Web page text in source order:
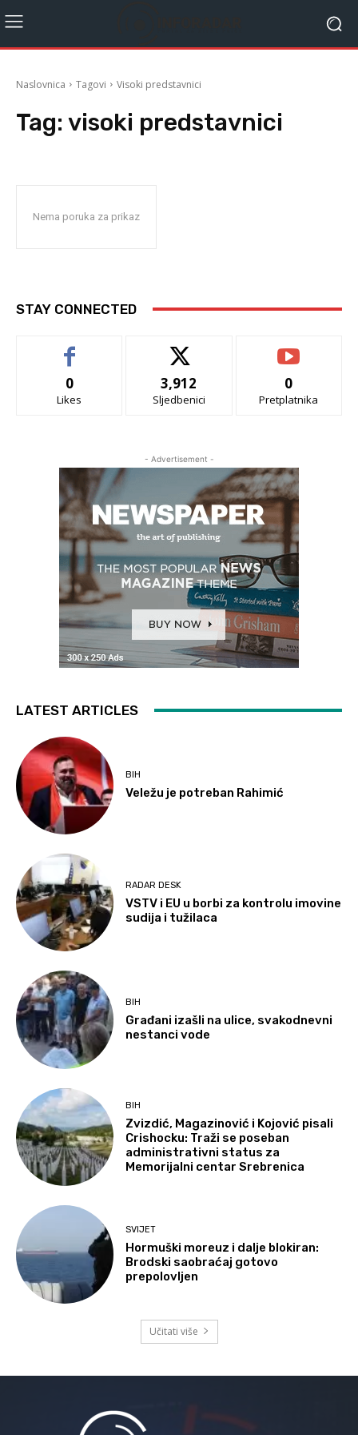
Naslovnica Tagovi Visoki predstavnici
Tag: visoki predstavnici
Nema poruka za prikaz
STAY CONNECTED
0
Likes
3,912
Sljedbenici
0
Pretplatnika
- Advertisement -
LATEST ARTICLES
BIH
Veležu je potreban Rahimić
RADAR DESK
VSTV i EU u borbi za kontrolu imovine
sudija i tužilaca
BIH
Građani izašli na ulice, svakodnevni
nestanci vode
BIH
Zvizdić, Magazinović i Kojović pisali
Crishocku: Traži se poseban
administrativni status za
Memorijalni centar Srebrenica
SVIJET
Hormuški moreuz i dalje blokiran:
Brodski saobraćaj gotovo
prepolovljen
Učitati više